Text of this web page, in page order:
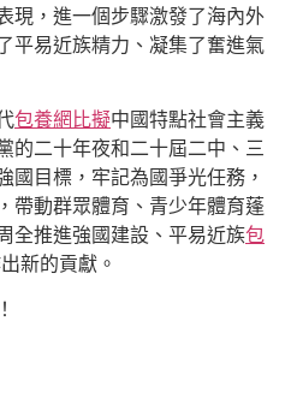
現，進一個步驟激發了海內外
平易近族精力、凝集了奮進氣
包養網比擬中國特點社會主義
的二十年夜和二十屆二中、三
國目標，牢記為國爭光任務，
帶動群眾體育、青少年體育蓬
全推進強國建設、平易近族包
新的貢獻。